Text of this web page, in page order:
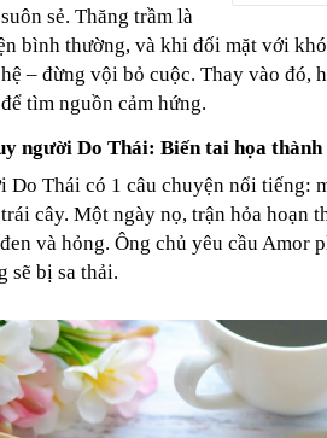
sẻ. Thăng trầm là
bình thường, và khi đối mặt với
– đừng vội bỏ cuộc. Thay vào đó,
tìm nguồn cảm hứng.
người Do Thái: Biến tai họa thành
Do Thái có 1 câu chuyện nổi tiếng:
cây. Một ngày nọ, trận hỏa hoạn
và hỏng. Ông chủ yêu cầu Amor
sẽ bị sa thải.